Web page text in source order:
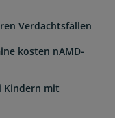
Verdachtsfällen
kosten nAMD-
Kindern mit